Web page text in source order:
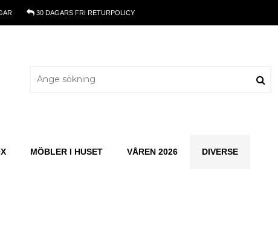
30 DAGARS FRI RETURPOLICY
MÖBLER I HUSET VÅREN 2026 DIVERSE